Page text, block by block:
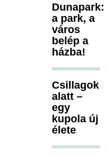
Dunapark:
a park, a
város
belép a
házba!
Csillagok
alatt –
egy
kupola új
élete